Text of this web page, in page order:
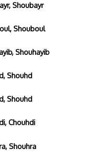
Shoubayr
Shouboul
Shouhayib
Shouhd
Shouhd
Chouhdi
Shouhra